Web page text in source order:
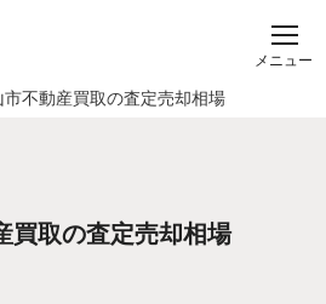
メニュー
市不動産買取の査定売却相場
買取の査定売却相場